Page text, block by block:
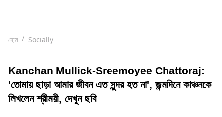
হোম Socially
Kanchan Mullick-Sreemoyee Chattoraj:
'তোমায় ছাড়া আমার জীবন এত সুন্দর হত না', জন্মদিনে কাঞ্চনকে
লিখলেন শ্রীময়ী, দেখুন ছবি